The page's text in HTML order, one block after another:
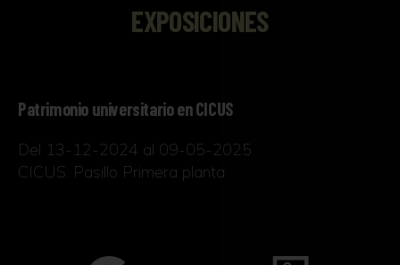
EXPOSICIONES
Patrimonio universitario en CICUS
Del 13-12-2024 al 09-05-2025
CICUS. Pasillo Primera planta